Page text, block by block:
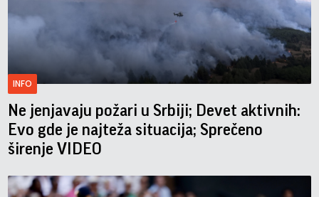
INFO
Ne jenjavaju požari u Srbiji; Devet aktivnih:
Evo gde je najteža situacija; Sprečeno
širenje VIDEO